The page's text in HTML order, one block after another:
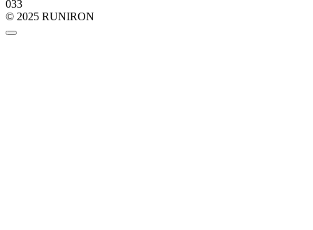
033
© 2025 RUNIRON